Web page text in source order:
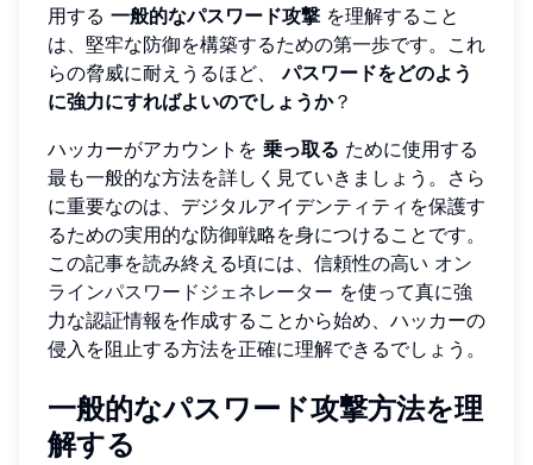
用する 一般的なパスワード攻撃 を理解すること
は、堅牢な防御を構築するための第一歩です。これ
らの脅威に耐えうるほど、パスワードをどのよう
に強力にすればよいのでしょうか？
ハッカーがアカウントを 乗っ取る ために使用する
最も一般的な方法を詳しく見ていきましょう。さら
に重要なのは、デジタルアイデンティティを保護す
るための実用的な防御戦略を身につけることです。
この記事を読み終える頃には、信頼性の高い オン
ラインパスワードジェネレーター を使って真に強
力な認証情報を作成することから始め、ハッカーの
侵入を阻止する方法を正確に理解できるでしょう。
一般的なパスワード攻撃方法を理
解する